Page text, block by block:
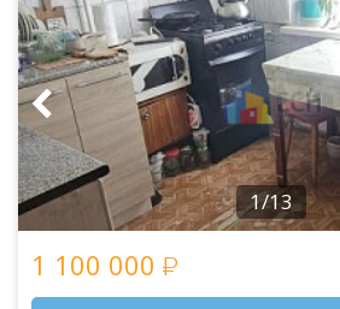
1/13
1 100 000